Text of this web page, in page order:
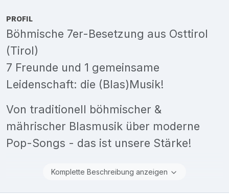
PROFIL
Böhmische 7er-Besetzung aus Osttirol
(Tirol)
7 Freunde und 1 gemeinsame
Leidenschaft: die (Blas)Musik!
Von traditionell böhmischer &
mährischer Blasmusik über moderne
Pop-Songs - das ist unsere Stärke!
Komplette Beschreibung anzeigen